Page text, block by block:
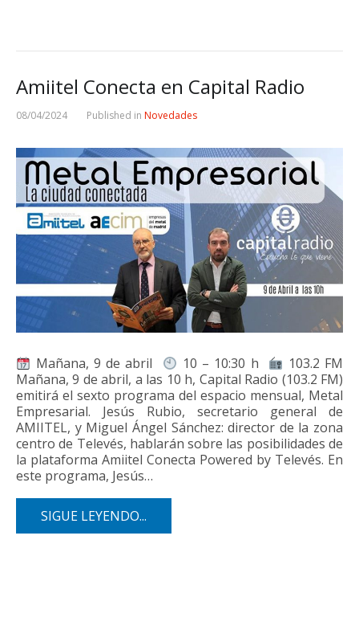
Amiitel Conecta en Capital Radio
08/04/2024 Published in Novedades
Mañana, 9 de abril 10 – 10:30 h
103.2 FM
Mañana, 9 de abril, a las 10 h, Capital Radio (103.2 FM)
emitirá el sexto programa del espacio mensual, Metal
Empresarial. Jesús Rubio, secretario general de
AMIITEL, y Miguel Ángel Sánchez: director de la zona
centro de Televés, hablarán sobre las posibilidades de
la plataforma Amiitel Conecta Powered by Televés. En
este programa, Jesús…
SIGUE LEYENDO...